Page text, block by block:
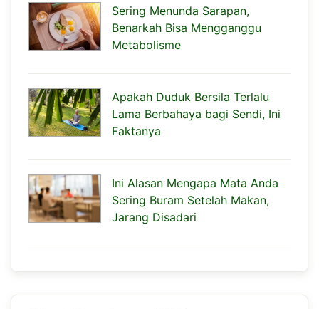
Sering Menunda Sarapan,
Benarkah Bisa Mengganggu
Metabolisme
Apakah Duduk Bersila Terlalu
Lama Berbahaya bagi Sendi, Ini
Faktanya
Ini Alasan Mengapa Mata Anda
Sering Buram Setelah Makan,
Jarang Disadari